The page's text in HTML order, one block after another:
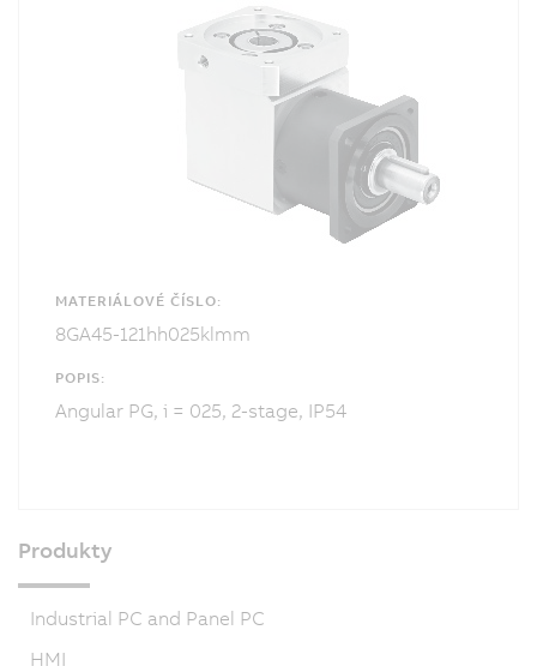
MATERIÁLOVÉ ČÍSLO:
8GA45-121hh025klmm
POPIS:
Angular PG, i = 025, 2-stage, IP54
Produkty
Industrial PC and Panel PC
HMI